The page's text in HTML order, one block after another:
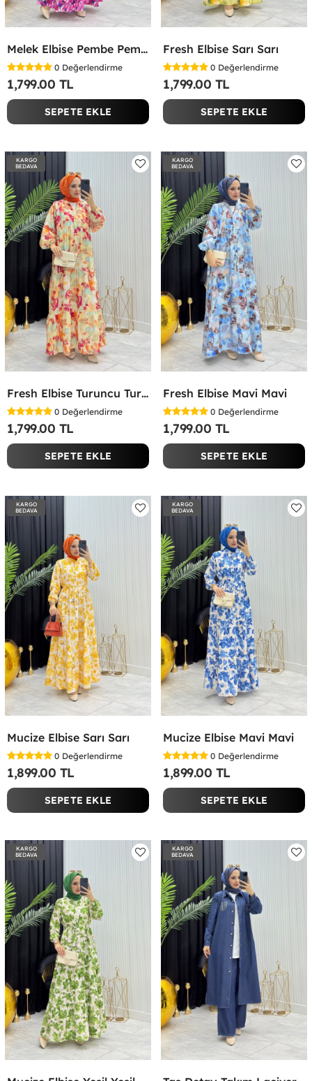
Melek Elbise Pembe Pembe
0 Değerlendirme
1,799.00 TL
SEPETE EKLE
Fresh Elbise Sarı Sarı
0 Değerlendirme
1,799.00 TL
SEPETE EKLE
KARGO
BEDAVA
Fresh Elbise Turuncu Turuncu
0 Değerlendirme
1,799.00 TL
SEPETE EKLE
KARGO
BEDAVA
Fresh Elbise Mavi Mavi
0 Değerlendirme
1,799.00 TL
SEPETE EKLE
KARGO
BEDAVA
Mucize Elbise Sarı Sarı
0 Değerlendirme
1,899.00 TL
SEPETE EKLE
KARGO
BEDAVA
Mucize Elbise Mavi Mavi
0 Değerlendirme
1,899.00 TL
SEPETE EKLE
KARGO
BEDAVA
KARGO
BEDAVA